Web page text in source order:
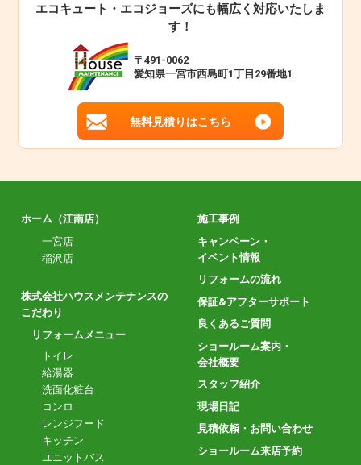
エコキュート・エコジョーズにも幅広く対応いたしま
す！
〒491-0062
愛知県一宮市西島町1丁目29番地1
無料見積りはこちら
ホーム（江南店）
一宮店
稲沢店
株式会社ハウスメンテナンスの
こだわり
リフォームメニュー
トイレ
給湯器
洗面化粧台
コンロ
レンジフード
キッチン
ユニットバス
施工事例
キャンペーン・
イベント情報
リフォームの流れ
保証&アフターサポート
良くあるご質問
ショールーム案内・
会社概要
スタッフ紹介
現場日記
見積依頼・お問い合わせ
ショールーム来店予約